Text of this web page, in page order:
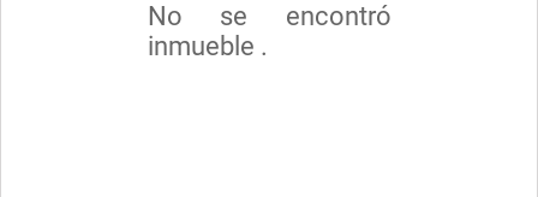
No se encontró
inmueble .